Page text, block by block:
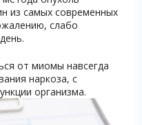
из самых современных
слабо
от миомы навсегда
наркоза, с
организма.